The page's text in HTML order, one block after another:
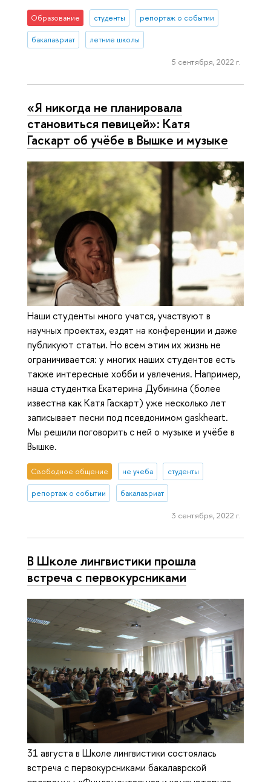
Образование студенты репортаж о событии
бакалавриат летние школы
5 сентября, 2022 г.
«Я никогда не планировала
становиться певицей»: Катя
Гаскарт об учёбе в Вышке и музыке
Наши студенты много учатся, участвуют в
научных проектах, ездят на конференции и даже
публикуют статьи. Но всем этим их жизнь не
ограничивается: у многих наших студентов есть
также интересные хобби и увлечения. Например,
наша студентка Екатерина Дубинина (более
известна как Катя Гаскарт) уже несколько лет
записывает песни под псевдонимом gaskheart.
Мы решили поговорить с ней о музыке и учёбе в
Вышке.
Свободное общение не учеба студенты
репортаж о событии бакалавриат
3 сентября, 2022 г.
В Школе лингвистики прошла
встреча с первокурсниками
31 августа в Школе лингвистики состоялась
встреча с первокурсниками бакалаврской